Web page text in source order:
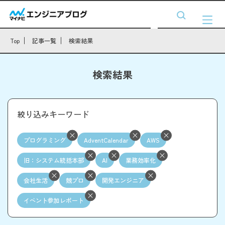
Top 記事一覧 検索結果
検索結果
絞り込みキーワード
プログラミング AdventCalendar AWS
旧：システム統括本部 AI 業務効率化
会社生活 競プロ 開発エンジニア
イベント参加レポート